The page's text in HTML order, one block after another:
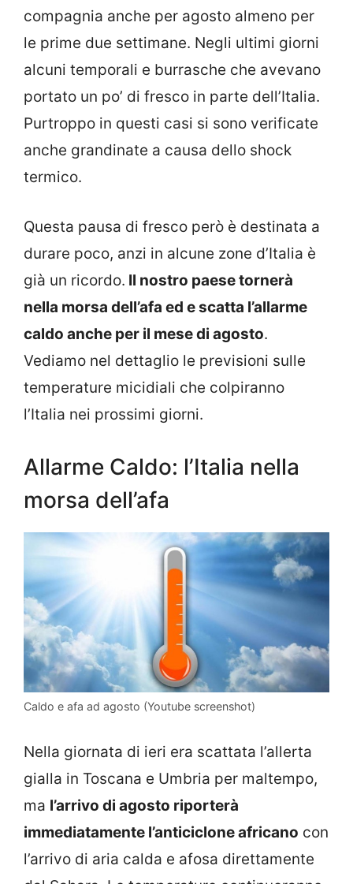
compagnia anche per agosto almeno per
le prime due settimane. Negli ultimi giorni
alcuni temporali e burrasche che avevano
portato un po’ di fresco in parte dell’Italia.
Purtroppo in questi casi si sono verificate
anche grandinate a causa dello shock
termico.
Questa pausa di fresco però è destinata a
durare poco, anzi in alcune zone d’Italia è
già un ricordo. Il nostro paese tornerà
nella morsa dell’afa ed e scatta l’allarme
caldo anche per il mese di agosto.
Vediamo nel dettaglio le previsioni sulle
temperature micidiali che colpiranno
l’Italia nei prossimi giorni.
Allarme Caldo: l’Italia nella
morsa dell’afa
Caldo e afa ad agosto (Youtube screenshot)
Nella giornata di ieri era scattata l’allerta
gialla in Toscana e Umbria per maltempo,
ma l’arrivo di agosto riporterà
immediatamente l’anticiclone africano con
l’arrivo di aria calda e afosa direttamente